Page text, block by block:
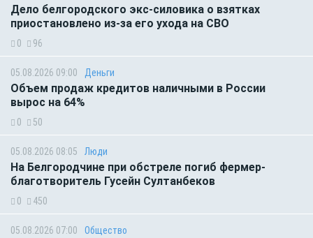
Дело белгородского экс-силовика о взятках
приостановлено из-за его ухода на СВО
0 96
05.08.2026 09:00 Деньги
Объем продаж кредитов наличными в России
вырос на 64%
0 50
05.08.2026 08:05 Люди
На Белгородчине при обстреле погиб фермер-
благотворитель Гусейн Султанбеков
0 450
05.08.2026 07:00 Общество